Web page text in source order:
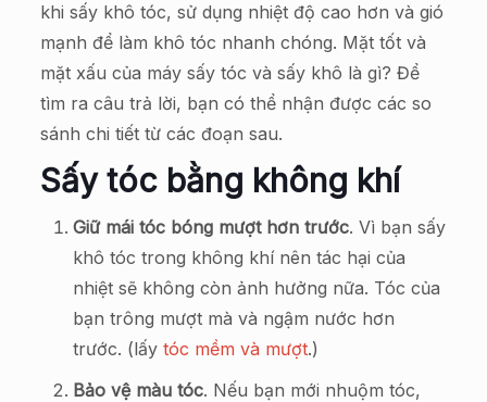
khi sấy khô tóc, sử dụng nhiệt độ cao hơn và gió
mạnh để làm khô tóc nhanh chóng. Mặt tốt và
mặt xấu của máy sấy tóc và sấy khô là gì? Để
tìm ra câu trả lời, bạn có thể nhận được các so
sánh chi tiết từ các đoạn sau.
Sấy tóc bằng không khí
Giữ mái tóc bóng mượt hơn trước. Vì bạn sấy
khô tóc trong không khí nên tác hại của
nhiệt sẽ không còn ảnh hưởng nữa. Tóc của
bạn trông mượt mà và ngậm nước hơn
trước. (lấy tóc mềm và mượt.)
Bảo vệ màu tóc. Nếu bạn mới nhuộm tóc,